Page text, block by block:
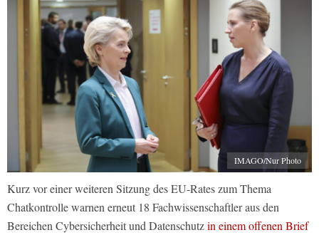
IMAGO/Nur Photo
Kurz vor einer weiteren Sitzung des EU-Rates zum Thema
Chatkontrolle warnen erneut 18 Fachwissenschaftler aus den
Bereichen Cybersicherheit und Datenschutzin einem offenen Brief